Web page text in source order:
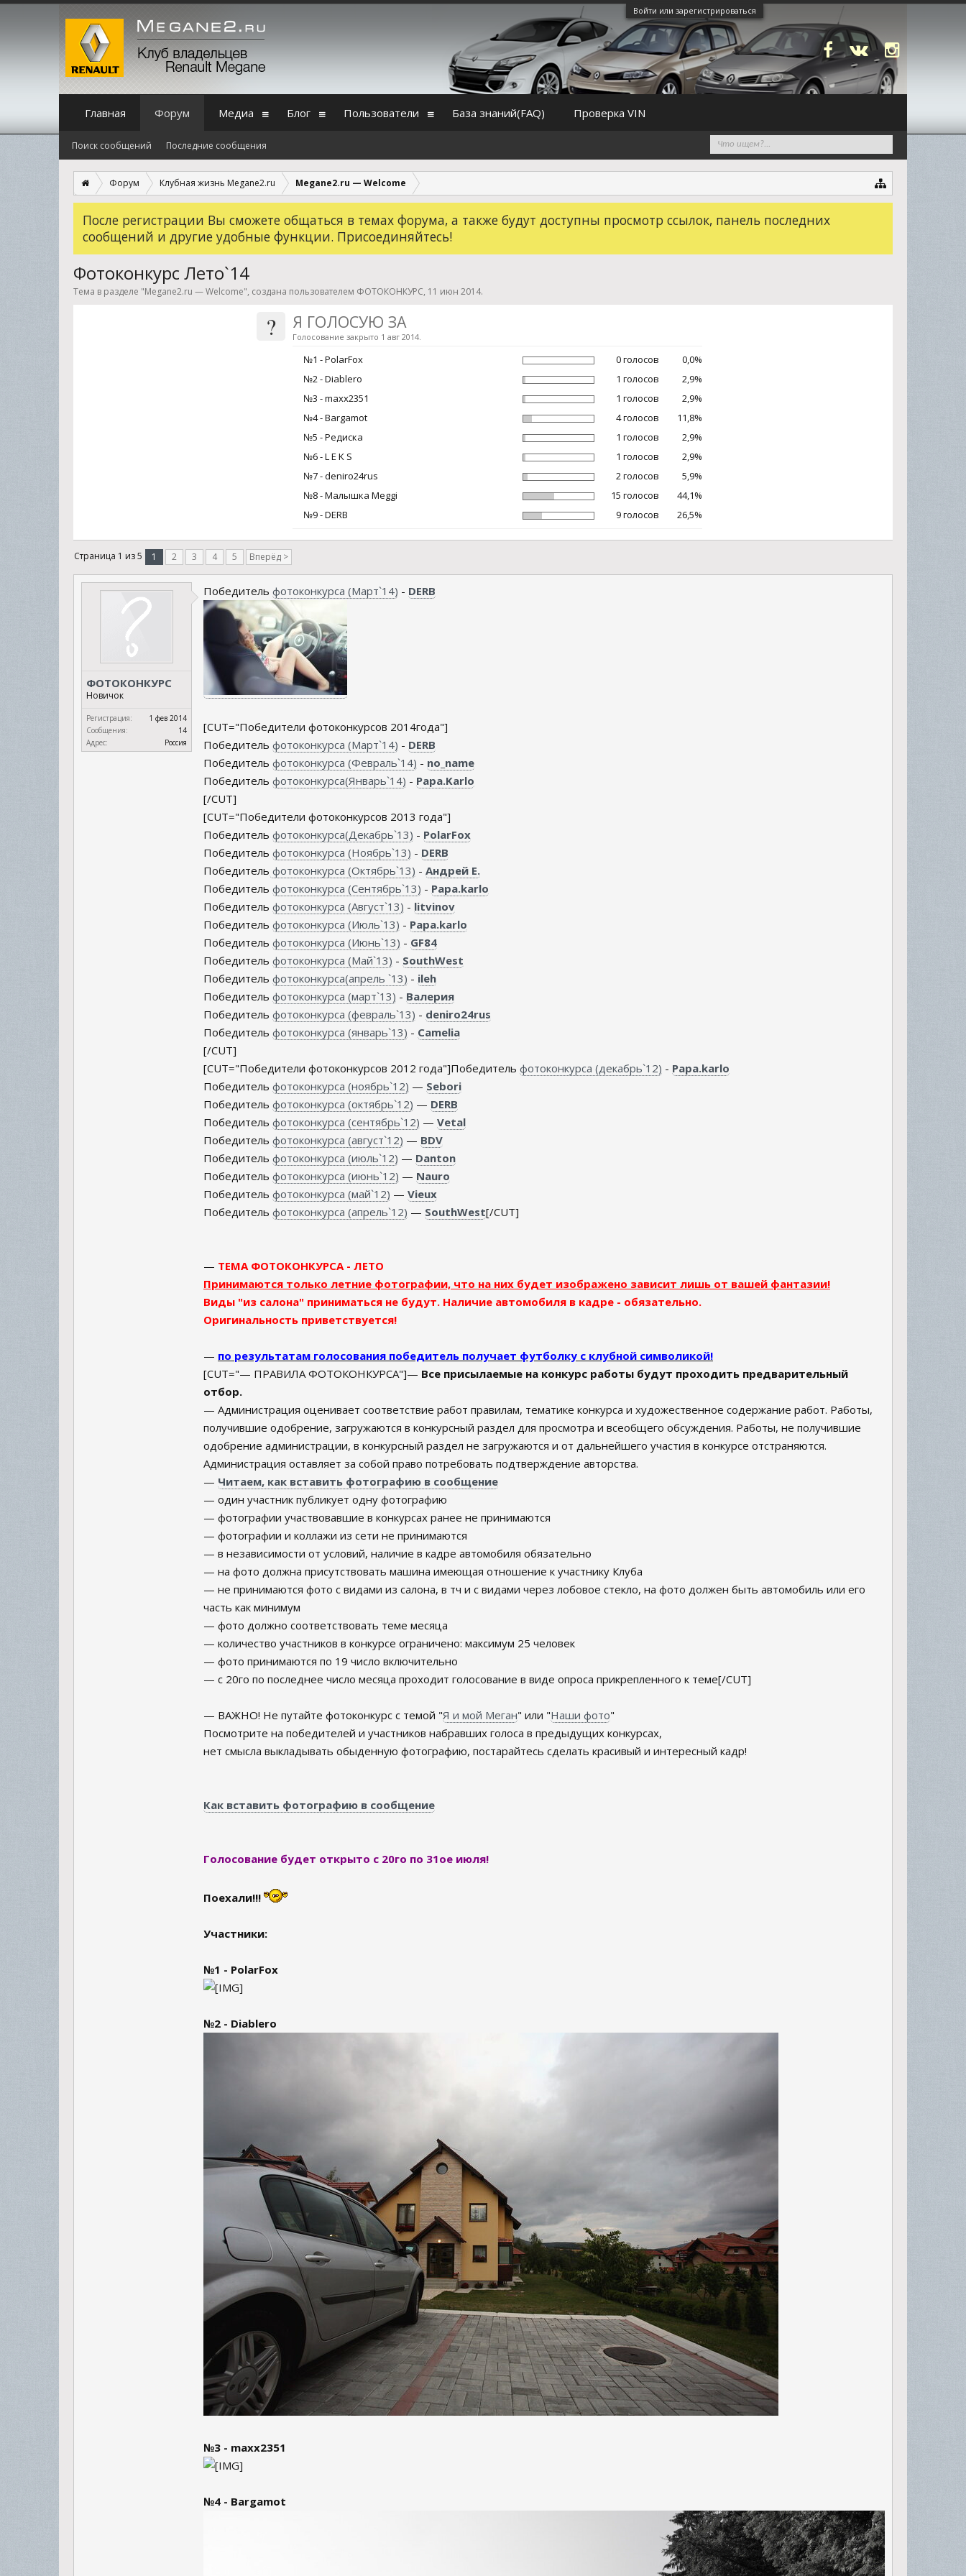
Войти или зарегистрироваться
Форум Клубная жизнь Megane2.ru Megane2.ru — Welcome
После регистрации Вы сможете общаться в темах форума, а также будут доступны просмотр ссылок, панель последних
сообщений и другие удобные функции. Присоединяйтесь!
Фотоконкурс Лето`14
Тема в разделе "Megane2.ru — Welcome", создана пользователем ФОТОКОНКУРС, 11 июн 2014.
? Я ГОЛОСУЮ ЗА
Голосование закрыто 1 авг 2014.
№1 - PolarFox 0 голосов
0,0%
№2 - Diablero
1 голосов
2,9%
№3 - maxx2351
1 голосов
2,9%
№4 - Bargamot
4 голосов
11,8%
№5 - Редиска
1 голосов
2,9%
№6 - L E K S
1 голосов
2,9%
№7 - deniro24rus
2 голосов
5,9%
№8 - Малышка Meggi
15 голосов
44,1%
№9 - DERB
9 голосов 26,5%
Страница 1 из 5 1 2 3 4 5 Вперёд >
ФОТОКОНКУРС
Новичок
Регистрация:
1 фев 2014
Сообщения:
14
Адрес:
Россия
Победитель фотоконкурса (Март`14) - DERB
[CUT="Победители фотоконкурсов 2014года"]
Победитель фотоконкурса (Март`14) - DERB
Победитель фотоконкурса (Февраль`14) - no_name
Победитель фотоконкурса(Январь`14) - Papa.Karlo
[/CUT]
[CUT="Победители фотоконкурсов 2013 года"]
Победитель фотоконкурса(Декабрь`13) - PolarFox
Победитель фотоконкурса (Ноябрь`13) - DERB
Победитель фотоконкурса (Октябрь`13) - Андрей Е.
Победитель фотоконкурса (Сентябрь`13) - Papa.karlo
Победитель фотоконкурса (Август`13) - litvinov
Победитель фотоконкурса (Июль`13) - Papa.karlo
Победитель фотоконкурса (Июнь`13) - GF84
Победитель фотоконкурса (Май`13) - SouthWest
Победитель фотоконкурса(апрель `13) - ileh
Победитель фотоконкурса (март`13) - Валерия
Победитель фотоконкурса (февраль`13) - deniro24rus
Победитель фотоконкурса (январь`13) - Camelia
[/CUT]
[CUT="Победители фотоконкурсов 2012 года"]Победитель фотоконкурса (декабрь`12) - Papa.karlo
Победитель фотоконкурса (ноябрь`12) — Sebori
Победитель фотоконкурса (октябрь`12) — DERB
Победитель фотоконкурса (сентябрь`12) — Vetal
Победитель фотоконкурса (август`12) — BDV
Победитель фотоконкурса (июль`12) — Danton
Победитель фотоконкурса (июнь`12) — Nauro
Победитель фотоконкурса (май`12) — Vieux
Победитель фотоконкурса (апрель`12) — SouthWest[/CUT]
— ТЕМА ФОТОКОНКУРСА - ЛЕТО
Принимаются только летние фотографии, что на них будет изображено зависит лишь от вашей фантазии!
Виды "из салона" приниматься не будут. Наличие автомобиля в кадре - обязательно.
Оригинальность приветствуется!
— по результатам голосования победитель получает футболку с клубной символикой!
[CUT="— ПРАВИЛА ФОТОКОНКУРСА"]— Все присылаемые на конкурс работы будут проходить предварительный
отбор.
— Администрация оценивает соответствие работ правилам, тематике конкурса и художественное содержание работ. Работы,
получившие одобрение, загружаются в конкурсный раздел для просмотра и всеобщего обсуждения. Работы, не получившие
одобрение администрации, в конкурсный раздел не загружаются и от дальнейшего участия в конкурсе отстраняются.
Администрация оставляет за собой право потребовать подтверждение авторства.
— Читаем, как вставить фотографию в сообщение
— один участник публикует одну фотографию
— фотографии участвовавшие в конкурсах ранее не принимаются
— фотографии и коллажи из сети не принимаются
— в независимости от условий, наличие в кадре автомобиля обязательно
— на фото должна присутствовать машина имеющая отношение к участнику Клуба
— не принимаются фото с видами из салона, в тч и с видами через лобовое стекло, на фото должен быть автомобиль или его
часть как минимум
— фото должно соответствовать теме месяца
— количество участников в конкурсе ограничено: максимум 25 человек
— фото принимаются по 19 число включительно
— с 20го по последнее число месяца проходит голосование в виде опроса прикрепленного к теме[/CUT]
— ВАЖНО! Не путайте фотоконкурс с темой "Я и мой Меган" или "Наши фото"
Посмотрите на победителей и участников набравших голоса в предыдущих конкурсах,
нет смысла выкладывать обыденную фотографию, постарайтесь сделать красивый и интересный кадр!
Как вставить фотографию в сообщение
Голосование будет открыто с 20го по 31ое июля!
Поехали!!!
Участники:
№1 - PolarFox
№2 - Diablero
№3 - maxx2351
№4 - Bargamot
Главная Форум
Поиск сообщений Последние сообщения
Медиа Блог Пользователи База знаний(FAQ) Проверка VIN